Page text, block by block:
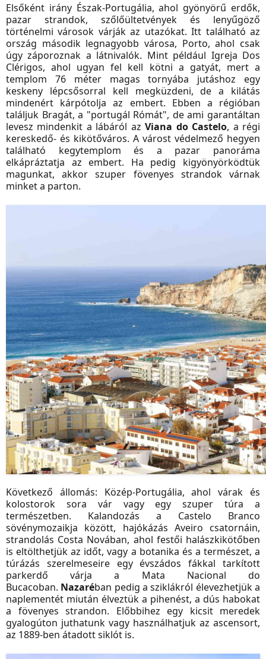
Elsőként irány Észak-Portugália, ahol gyönyörű erdők,
pazar strandok, szőlőültetvények és lenyűgöző
történelmi városok várják az utazókat. Itt található az
ország második legnagyobb városa, Porto, ahol csak
úgy záporoznak a látnivalók. Mint például Igreja Dos
Clérigos, ahol ugyan fel kell kötni a gatyát, mert a
templom 76 méter magas tornyába jutáshoz egy
keskeny lépcsősorral kell megküzdeni, de a kilátás
mindenért kárpótolja az embert. Ebben a régióban
találjuk Bragát, a "portugál Rómát", de ami garantáltan
levesz mindenkit a lábáról azViana do Castelo, a régi
kereskedő- és kikötőváros. A várost védelmező hegyen
található kegytemplom és a pazar panoráma
elkápráztatja az embert. Ha pedig kigyönyörködtük
magunkat, akkor szuper fövenyes strandok várnak
minket a parton.
Következő állomás: Közép-Portugália, ahol várak és
kolostorok sora vár vagy egy szuper túra a
természetben. Kalandozás a Castelo Branco
sövénymozaikja között, hajókázás Aveiro csatornáin,
strandolás Costa Novában, ahol festői halászkikötőben
is eltölthetjük az időt, vagy a botanika és a természet, a
túrázás szerelmeseire egy évszádos fákkal tarkított
parkerdő várja a Mata Nacional do
Bucacoban. Nazaréban pedig a sziklákról élevezhetjük a
naplementét miután élveztük a pihenést, a dús habokat
a fövenyes strandon. Előbbihez egy kicsit meredek
gyalogúton juthatunk vagy használhatjuk az ascensort,
az 1889-ben átadott siklót is.